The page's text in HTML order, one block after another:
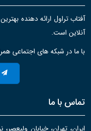
آفتاب تراول ارائه دهنده
آنلاین است.
با ما در شبکه های اجتماعی
تماس با ما
ایران، تهران، خیابان